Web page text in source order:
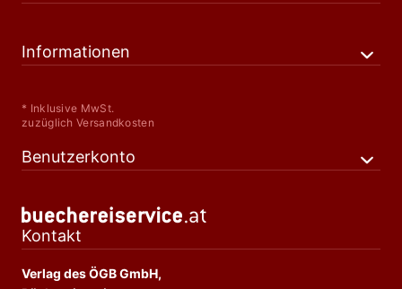
Informationen
* Inklusive MwSt.
zuzüglich Versandkosten
Benutzerkonto
Kontakt
Verlag des ÖGB GmbH,